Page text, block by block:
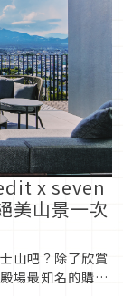
x seven
美山景一次
山吧？除了欣賞
場最知名的購物